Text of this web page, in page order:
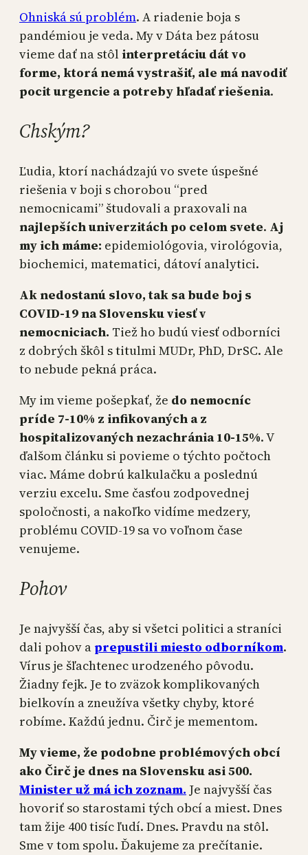
Ohniská sú problém. A riadenie boja s
pandémiou je veda. My v Dáta bez pátosu
vieme dať na stôl interpretáciu dát vo
forme, ktorá nemá vystrašiť, ale má navodiť
pocit urgencie a potreby hľadať riešenia.
Chským?
Ľudia, ktorí nachádzajú vo svete úspešné
riešenia v boji s chorobou “pred
nemocnicami” študovali a praxovali na
najlepších univerzitách po celom svete. Aj
my ich máme: epidemiológovia, virológovia,
biochemici, matematici, dátoví analytici.
Ak nedostanú slovo, tak sa bude boj s
COVID-19 na Slovensku viesť v
nemocniciach. Tiež ho budú viesť odborníci
z dobrých škôl s titulmi MUDr, PhD, DrSC. Ale
to nebude pekná práca.
My im vieme pošepkať, že do nemocníc
príde 7-10% z infikovaných a z
hospitalizovaných nezachránia 10-15%. V
ďalšom článku si povieme o týchto počtoch
viac. Máme dobrú kalkulačku a poslednú
verziu excelu. Sme časťou zodpovednej
spoločnosti, a nakoľko vidíme medzery,
problému COVID-19 sa vo voľnom čase
venujeme.
Pohov
Je najvyšší čas, aby si všetci politici a straníci
dali pohov aprepustili miesto odborníkom.
Vírus je šľachtenec urodzeného pôvodu.
Žiadny fejk. Je to zväzok komplikovaných
bielkovín a zneužíva všetky chyby, ktoré
robíme. Každú jednu. Čirč je mementom.
My vieme, že podobne problémových obcí
ako Čirč je dnes na Slovensku asi 500.
Minister už má ich zoznam. Je najvyšší čas
hovoriť so starostami tých obcí a miest. Dnes
tam žije 400 tisíc ľudí. Dnes. Pravdu na stôl.
Sme v tom spolu. Ďakujeme za prečítanie.